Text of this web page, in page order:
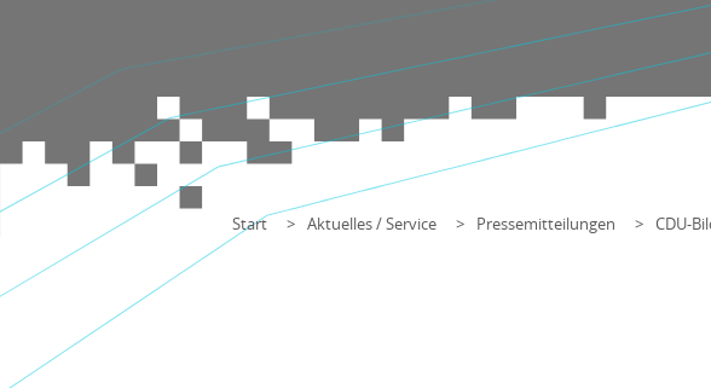
Start Aktuelles / Service Pressemitteilungen CDU-